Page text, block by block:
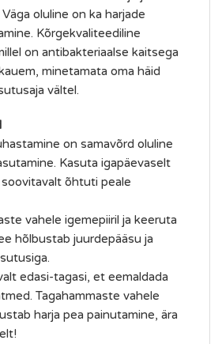
oluline on ka harjade
Kõrgekvaliteediline
on antibakteriaalse kaitsega
minetamata oma häid
vältel.
on samavõrd oluline
Kasuta igapäevaselt
õhtuti peale
vahele igemepiiril ja keeruta
hõlbustab juurdepääsu ja
edasi-tagasi, et eemaldada
Tagahammaste vahele
harja pea painutamine, ära